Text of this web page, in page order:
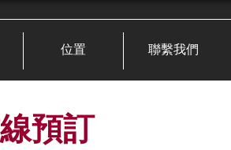
位置 聯繫我們
預訂